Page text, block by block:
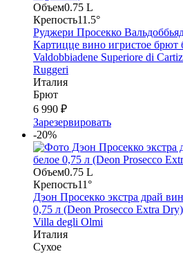
Объем0.75 L
Крепость11.5°
Руджери Просекко
Картицце вино игристое брют
Valdobbiadene Superiore di
Ruggeri
Италия
Брют
6 990 ₽
Зарезервировать
-20%
Объем0.75 L
Крепость11°
Дэон Просекко экстра драй
0,75 л (Deon Prosecco Extra Dry)
Villa degli Olmi
Италия
Сухое